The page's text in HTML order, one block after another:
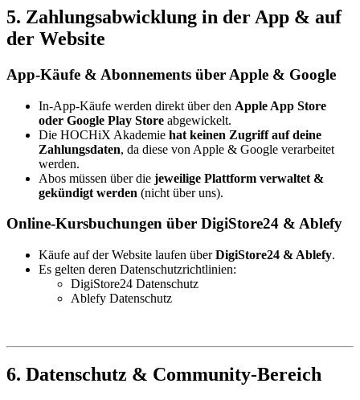
5. Zahlungsabwicklung in der App & auf
der Website
App-Käufe & Abonnements über Apple & Google
In-App-Käufe werden direkt über den Apple App Store
oder Google Play Store abgewickelt.
Die HOCHiX Akademie hat keinen Zugriff auf deine
Zahlungsdaten, da diese von Apple & Google verarbeitet
werden.
Abos müssen über die jeweilige Plattform verwaltet &
gekündigt werden (nicht über uns).
Online-Kursbuchungen über DigiStore24 & Ablefy
Käufe auf der Website laufen überDigiStore24 & Ablefy.
Es gelten deren Datenschutzrichtlinien:
DigiStore24 Datenschutz
Ablefy Datenschutz
6. Datenschutz & Community-Bereich